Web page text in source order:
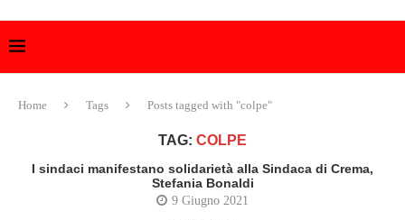
Home Tags Posts tagged with "colpe"
TAG: COLPE
I sindaci manifestano solidarietà alla Sindaca di Crema,
Stefania Bonaldi
9 Giugno 2021